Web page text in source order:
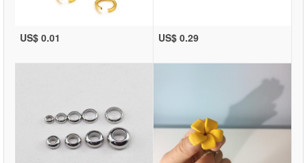
US$ 0.01 US$ 0.29